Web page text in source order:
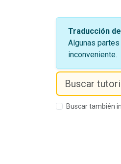
Traducción
Algunas
inconveniente.
Buscar también